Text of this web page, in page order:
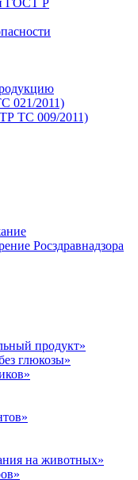
ГОСТ Р
021/2011)
ТС 009/2011)
Росздравнадзора
продукт»
глюкозы»
на животных»